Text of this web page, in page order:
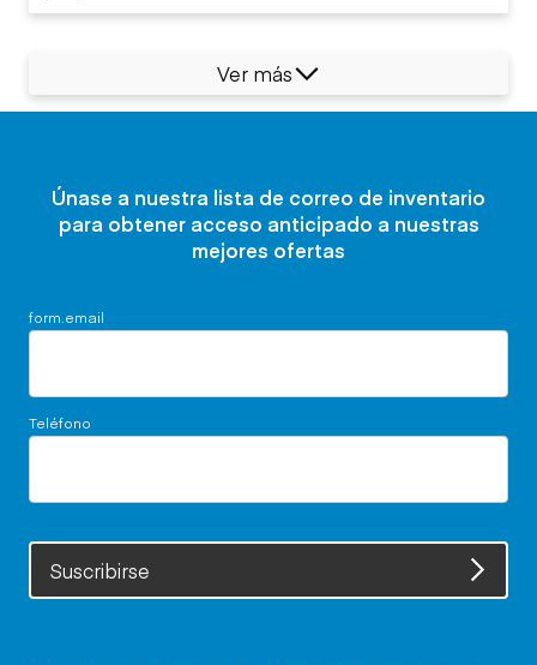
Ver más
Únase a nuestra lista de correo de inventario
para obtener acceso anticipado a nuestras
mejores ofertas
form.email
Teléfono
Suscribirse